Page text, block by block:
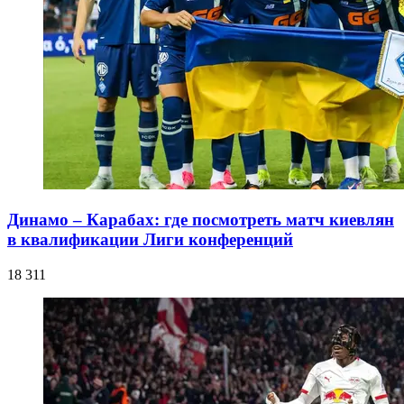
Динамо – Карабах: где посмотреть матч киевлян
в квалификации Лиги конференций
18 311